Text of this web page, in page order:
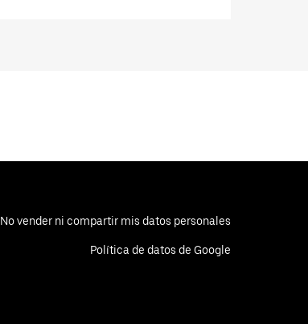
No vender ni compartir mis datos personales
Política de datos de Google